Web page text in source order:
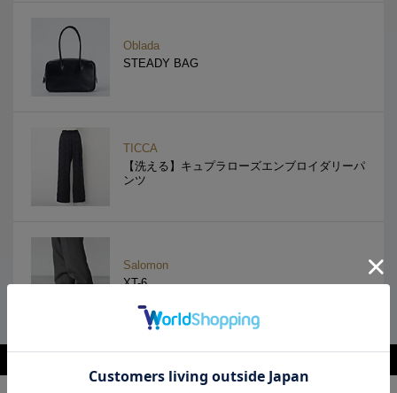
Oblada
STEADY BAG
TICCA
【洗える】キュプラローズエンブロイダリーパ
ンツ
Salomon
XT-6